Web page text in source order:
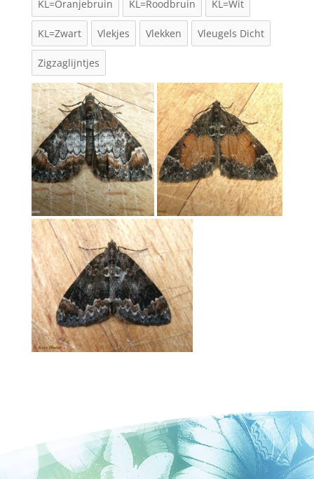
KL=Oranjebruin KL=Roodbruin KL=Wit
KL=Zwart Vlekjes Vlekken Vleugels Dicht
Zigzaglijntjes